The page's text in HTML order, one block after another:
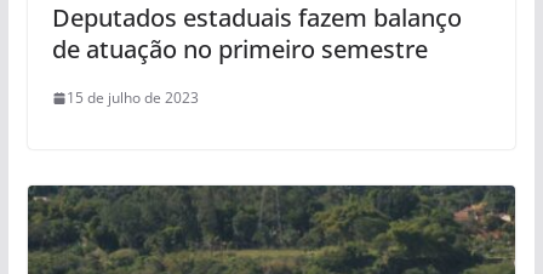
Deputados estaduais fazem balanço
de atuação no primeiro semestre
15 de julho de 2023